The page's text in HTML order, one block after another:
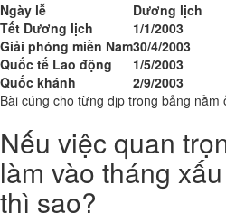
Ngày lễ
Dương lịch
Tết Dương lịch
1/1/2003
Giải phóng miền Nam30/4/2003
Quốc tế Lao động
1/5/2003
Quốc khánh
2/9/2003
Bài cúng cho từng dịp trong bảng nằm
Nếu việc quan
làm vào tháng
thì sao?